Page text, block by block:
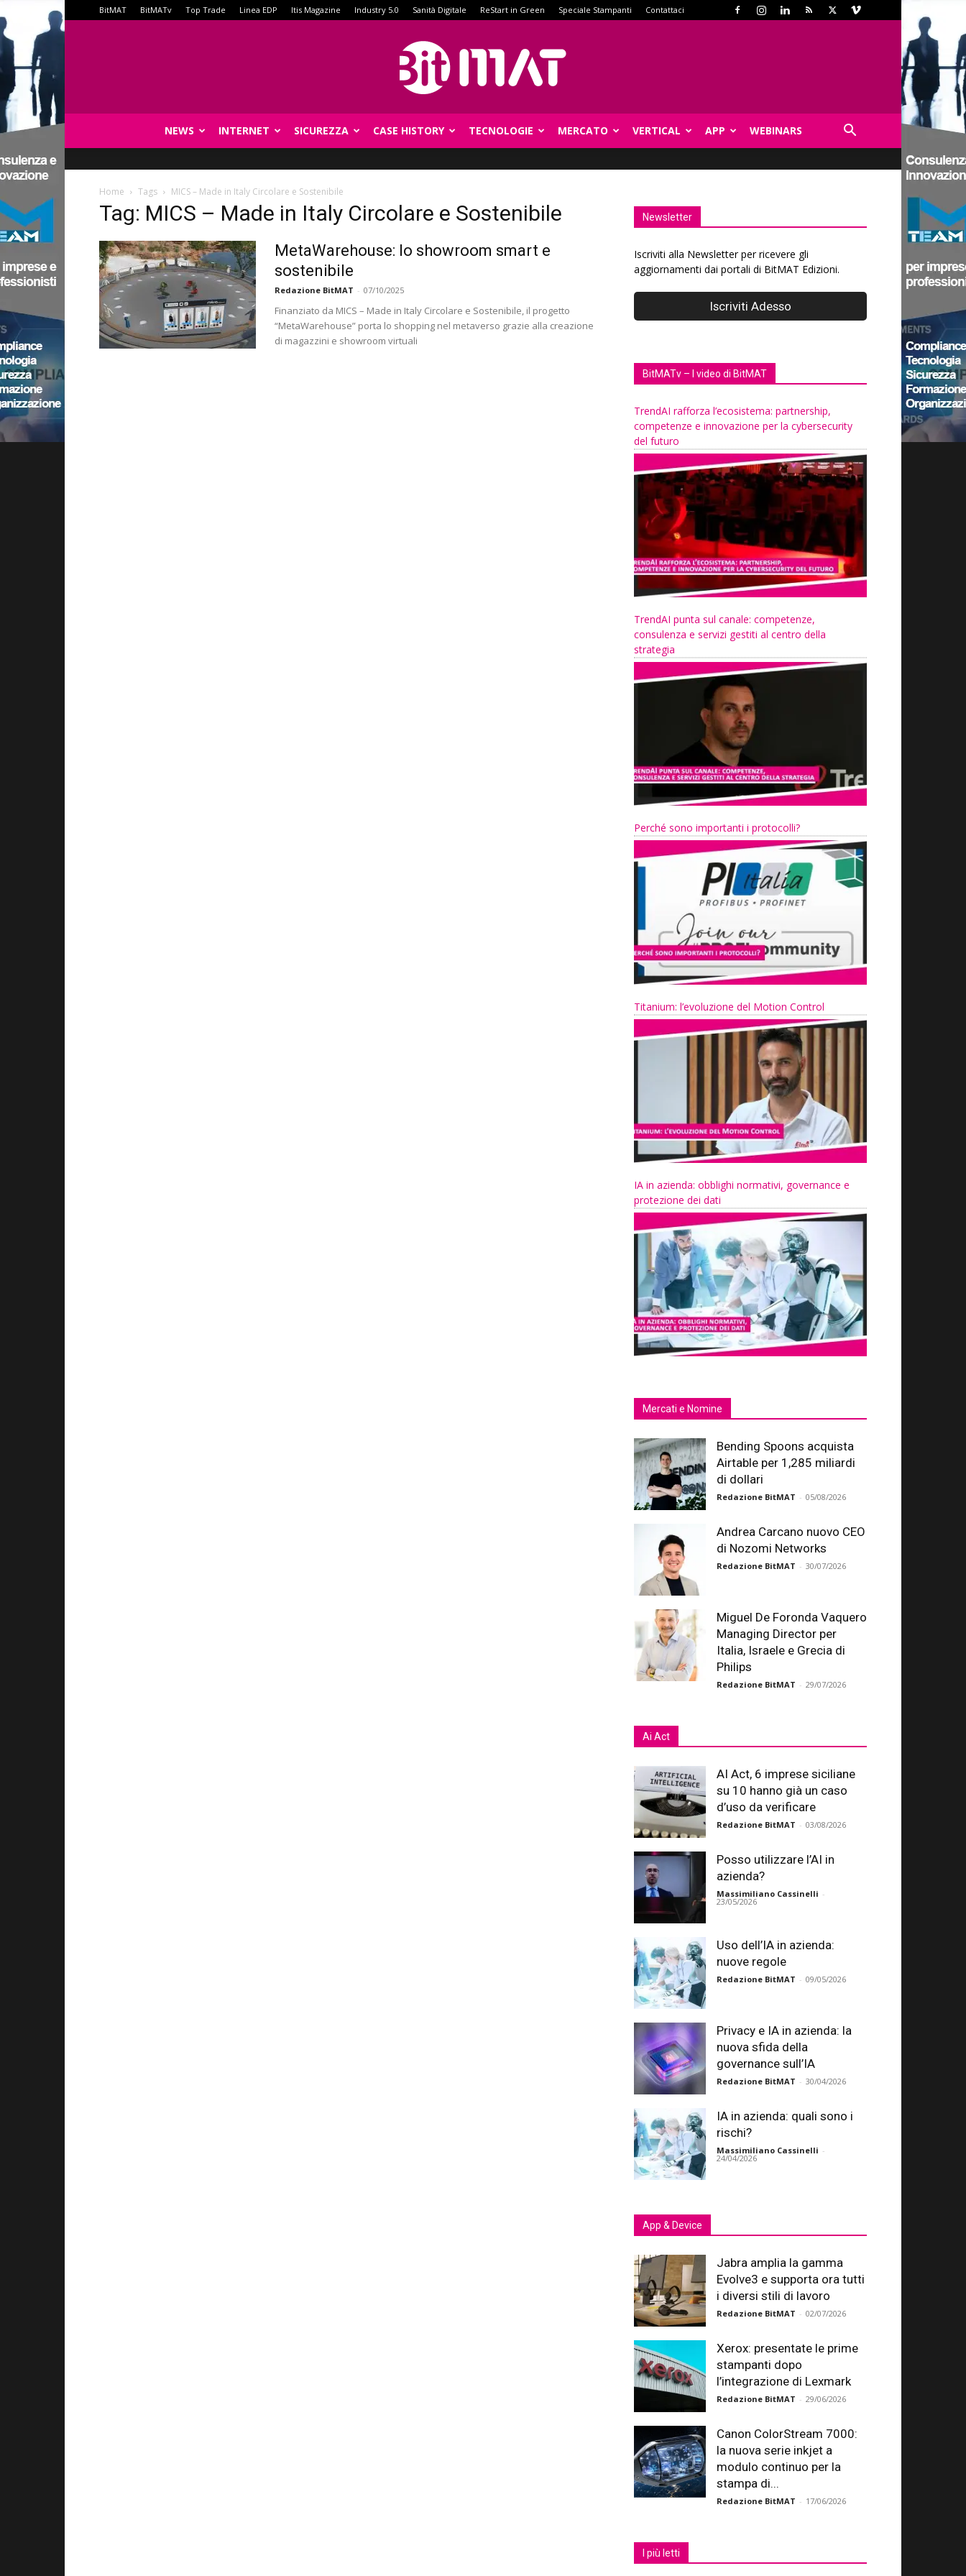
BitMAT BitMATv Top Trade Linea EDP Itis Magazine Industry 5.0 Sanità Digitale ReStart in Green Speciale Stampanti Contattaci
NEWS INTERNET SICUREZZA CASE HISTORY TECNOLOGIE MERCATO VERTICAL APP WEBINARS
Home Tags MICS – Made in Italy Circolare e Sostenibile
Tag: MICS – Made in Italy Circolare e Sostenibile
MetaWarehouse: lo showroom smart e
sostenibile
Redazione BitMAT - 07/10/2025
Finanziato da MICS – Made in Italy Circolare e Sostenibile, il progetto
“MetaWarehouse” porta lo shopping nel metaverso grazie alla creazione
di magazzini e showroom virtuali
Newsletter
Iscriviti alla Newsletter per ricevere gli
aggiornamenti dai portali di BitMAT Edizioni.
BitMATv – I video di BitMAT
TrendAI rafforza l’ecosistema: partnership,
competenze e innovazione per la cybersecurity
del futuro
TrendAI punta sul canale: competenze,
consulenza e servizi gestiti al centro della
strategia
Perché sono importanti i protocolli?
Titanium: l’evoluzione del Motion Control
IA in azienda: obblighi normativi, governance e
protezione dei dati
Mercati e Nomine
Bending Spoons acquista
Airtable per 1,285 miliardi
di dollari
Redazione BitMAT - 05/08/2026
Andrea Carcano nuovo CEO
di Nozomi Networks
Redazione BitMAT - 30/07/2026
Miguel De Foronda Vaquero
Managing Director per
Italia, Israele e Grecia di
Philips
Redazione BitMAT - 29/07/2026
Ai Act
AI Act, 6 imprese siciliane
su 10 hanno già un caso
d’uso da verificare
Redazione BitMAT - 03/08/2026
Posso utilizzare l’AI in
azienda?
Massimiliano Cassinelli -
23/05/2026
Uso dell’IA in azienda:
nuove regole
Redazione BitMAT - 09/05/2026
Privacy e IA in azienda: la
nuova sfida della
governance sull’IA
Redazione BitMAT - 30/04/2026
IA in azienda: quali sono i
rischi?
Massimiliano Cassinelli -
24/04/2026
App & Device
Jabra amplia la gamma
Evolve3 e supporta ora tutti
i diversi stili di lavoro
Redazione BitMAT - 02/07/2026
Xerox: presentate le prime
stampanti dopo
l’integrazione di Lexmark
Redazione BitMAT - 29/06/2026
Canon ColorStream 7000:
la nuova serie inkjet a
modulo continuo per la
stampa di...
Redazione BitMAT - 17/06/2026
I più letti